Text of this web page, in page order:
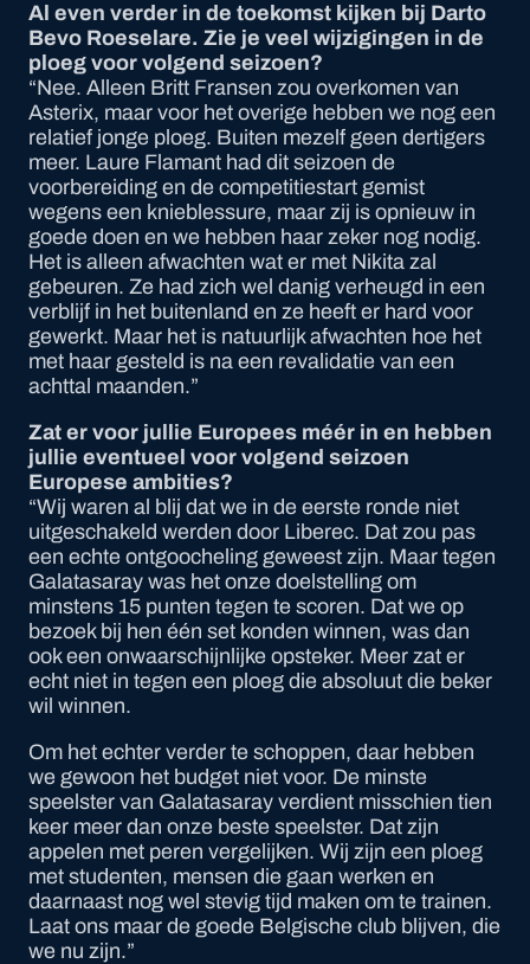
Al even verder in de toekomst kijken bij Darto
Bevo Roeselare. Zie je veel wijzigingen in de
ploeg voor volgend seizoen?
“Nee. Alleen Britt Fransen zou overkomen van
Asterix, maar voor het overige hebben we nog een
relatief jonge ploeg. Buiten mezelf geen dertigers
meer. Laure Flamant had dit seizoen de
voorbereiding en de competitiestart gemist
wegens een knieblessure, maar zij is opnieuw in
goede doen en we hebben haar zeker nog nodig.
Het is alleen afwachten wat er met Nikita zal
gebeuren. Ze had zich wel danig verheugd in een
verblijf in het buitenland en ze heeft er hard voor
gewerkt. Maar het is natuurlijk afwachten hoe het
met haar gesteld is na een revalidatie van een
achttal maanden.”
Zat er voor jullie Europees méér in en hebben
jullie eventueel voor volgend seizoen
Europese ambities?
“Wij waren al blij dat we in de eerste ronde niet
uitgeschakeld werden door Liberec. Dat zou pas
een echte ontgoocheling geweest zijn. Maar tegen
Galatasaray was het onze doelstelling om
minstens 15 punten tegen te scoren. Dat we op
bezoek bij hen één set konden winnen, was dan
ook een onwaarschijnlijke opsteker. Meer zat er
echt niet in tegen een ploeg die absoluut die beker
wil winnen.
Om het echter verder te schoppen, daar hebben
we gewoon het budget niet voor. De minste
speelster van Galatasaray verdient misschien tien
keer meer dan onze beste speelster. Dat zijn
appelen met peren vergelijken. Wij zijn een ploeg
met studenten, mensen die gaan werken en
daarnaast nog wel stevig tijd maken om te trainen.
Laat ons maar de goede Belgische club blijven, die
we nu zijn.”